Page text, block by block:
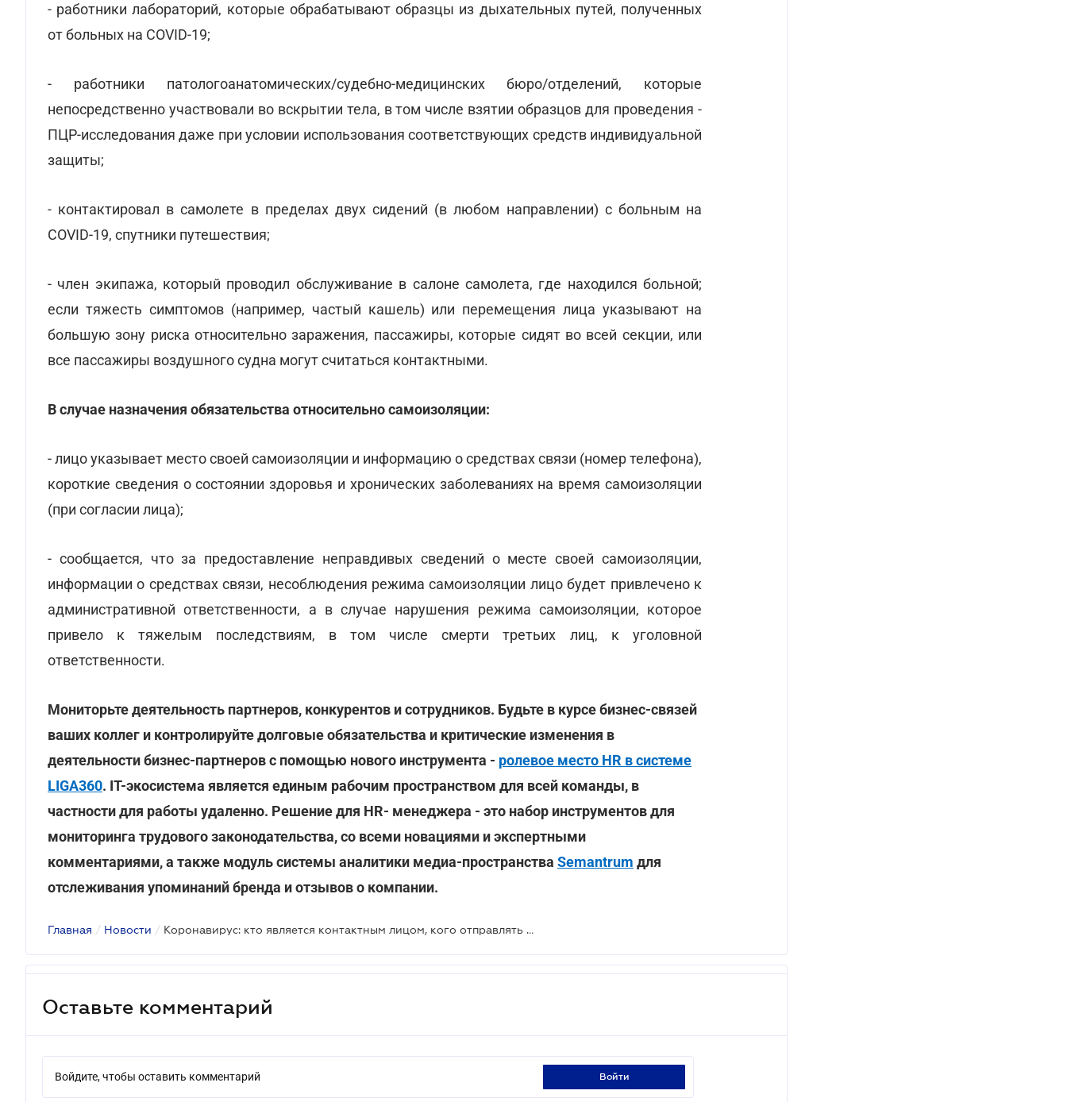
- работники лабораторий, которые обрабатывают образцы из дыхательных путей, полученных
от больных на COVID-19;
- работники патологоанатомических/судебно-медицинских бюро/отделений, которые
непосредственно участвовали во вскрытии тела, в том числе взятии образцов для проведения -
ПЦР-исследования даже при условии использования соответствующих средств индивидуальной
защиты;
- контактировал в самолете в пределах двух сидений (в любом направлении) с больным на
COVID-19, спутники путешествия;
- член экипажа, который проводил обслуживание в салоне самолета, где находился больной;
если тяжесть симптомов (например, частый кашель) или перемещения лица указывают на
большую зону риска относительно заражения, пассажиры, которые сидят во всей секции, или
все пассажиры воздушного судна могут считаться контактными.
В случае назначения обязательства относительно самоизоляции:
- лицо указывает место своей самоизоляции и информацию о средствах связи (номер телефона),
короткие сведения о состоянии здоровья и хронических заболеваниях на время самоизоляции
(при согласии лица);
- сообщается, что за предоставление неправдивых сведений о месте своей самоизоляции,
информации о средствах связи, несоблюдения режима самоизоляции лицо будет привлечено к
административной ответственности, а в случае нарушения режима самоизоляции, которое
привело к тяжелым последствиям, в том числе смерти третьих лиц, к уголовной
ответственности.
Мониторьте деятельность партнеров, конкурентов и сотрудников. Будьте в курсе бизнес-связей
ваших коллег и контролируйте долговые обязательства и критические изменения в
деятельности бизнес-партнеров с помощью нового инструмента - ролевое место HR в системе
LIGA360. IT-экосистема является единым рабочим пространством для всей команды, в
частности для работы удаленно. Решение для HR- менеджера - это набор инструментов для
мониторинга трудового законодательства, со всеми новациями и экспертными
комментариями, а также модуль системы аналитики медиа-пространства Semantrum для
отслеживания упоминаний бренда и отзывов о компании.
Главная / Новости / Коронавирус: кто является контактным лицом, кого отправлять на самоизоляцию
Оставьте комментарий
Войдите, чтобы оставить комментарий войти